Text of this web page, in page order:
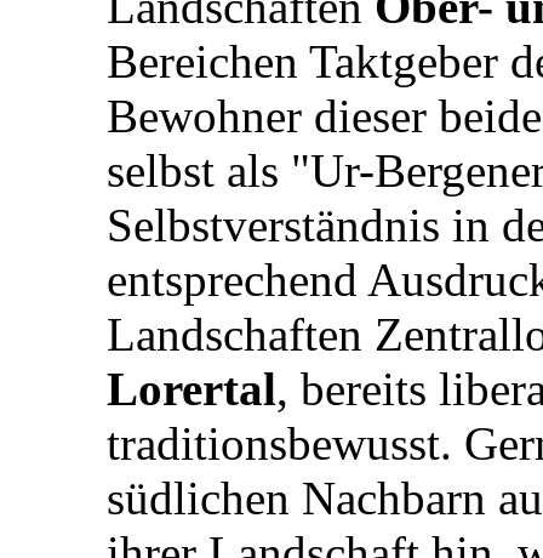
Bereichen Taktgeber
Bewohner dieser
selbst als "Ur-
Selbstverständnis in
entsprechend
Landschaften
Lorertal, bereits
traditionsbewusst.
südlichen Nachbarn